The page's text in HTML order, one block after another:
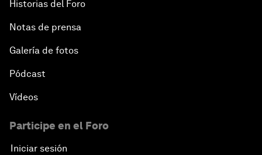
Historias del Foro
Notas de prensa
Galería de fotos
Pódcast
Vídeos
Participe en el Foro
Iniciar sesión